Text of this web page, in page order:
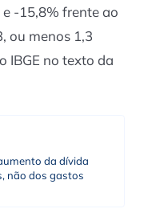
-15,8% frente ao
ou menos 1,3
IBGE no texto da
da dívida
não dos gastos